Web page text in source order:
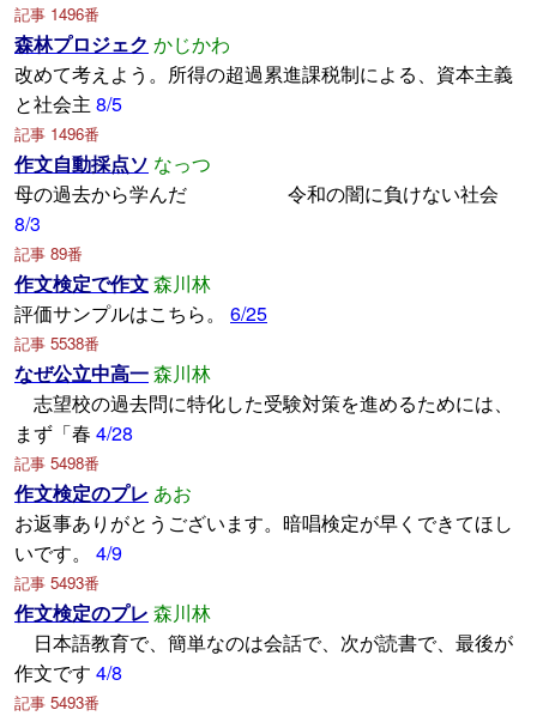
記事 1496番
森林プロジェク かじかわ
改めて考えよう。所得の超過累進課税制による、資本主義
と社会主 8/5
記事 1496番
作文自動採点ソ なっつ
母の過去から学んだ 令和の闇に負けない社会
8/3
記事 89番
作文検定で作文森川林
評価サンプルはこちら。 6/25
記事 5538番
なぜ公立中高一森川林
志望校の過去問に特化した受験対策を進めるためには、
まず「春 4/28
記事 5498番
作文検定のプレ あお
お返事ありがとうございます。暗唱検定が早くできてほし
いです。
4/9
記事 5493番
作文検定のプレ 森川林
日本語教育で、簡単なのは会話で、次が読書で、最後が
作文です 4/8
記事 5493番